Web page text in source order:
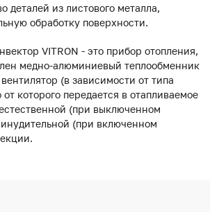
деталей из листового металла,
обработку поверхности.
VITRON - это прибор отопления,
медно-алюминиевый теплообменник
(в зависимости от типа
от которого передается в отапливаемое
(при выключенном
(при включенном